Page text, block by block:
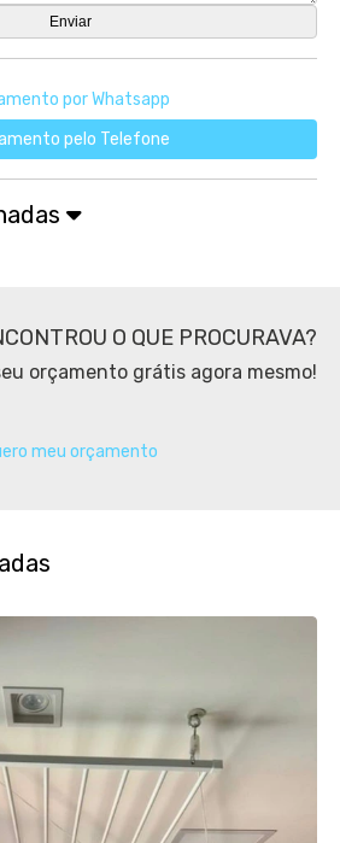
por Whatsapp
pelo Telefone
O QUE PROCURAVA?
orçamento grátis agora mesmo!
meu orçamento